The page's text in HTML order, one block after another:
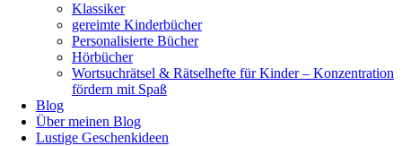
Klassiker
gereimte Kinderbücher
Personalisierte Bücher
Hörbücher
Wortsuchrätsel & Rätselhefte für Kinder – Konzentration
fördern mit Spaß
Blog
Über meinen Blog
Lustige Geschenkideen